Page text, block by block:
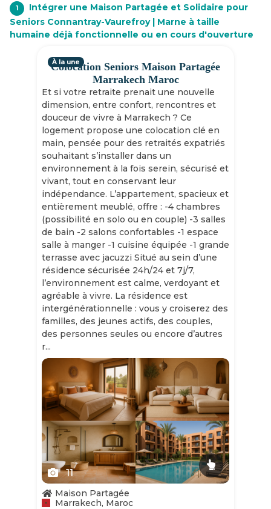
1
Intégrer une Maison Partagée et Solidaire pour
Seniors Connantray-Vaurefroy | Marne à taille
humaine déjà fonctionnelle ou en cours d'ouverture
Colocation Seniors Maison Partagée
Marrakech Maroc
Et si votre retraite prenait une nouvelle
dimension, entre confort, rencontres et
douceur de vivre à Marrakech ? Ce
logement propose une colocation clé en
main, pensée pour des retraités expatriés
souhaitant s’installer dans un
environnement à la fois serein, sécurisé et
vivant, tout en conservant leur
indépendance. L’appartement, spacieux et
entièrement meublé, offre : -4 chambres
(possibilité en solo ou en couple) -3 salles
de bain -2 salons confortables -1 espace
salle à manger -1 cuisine équipée -1 grande
terrasse avec jacuzzi Situé au sein d’une
résidence sécurisée 24h/24 et 7j/7,
l’environnement est calme, verdoyant et
agréable à vivre. La résidence est
intergénérationnelle : vous y croiserez des
familles, des jeunes actifs, des couples,
des personnes seules ou encore d’autres
r...
À la une
Slide 1 of 11
11
Maison Partagée
Marrakech, Maroc